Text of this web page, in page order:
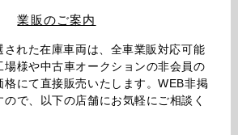
業販のご案内
された在庫車両は、全車業販対応可能
場様や中古車オークションの非会員の
格にて直接販売いたします。WEB非掲
で、以下の店舗にお気軽にご相談く